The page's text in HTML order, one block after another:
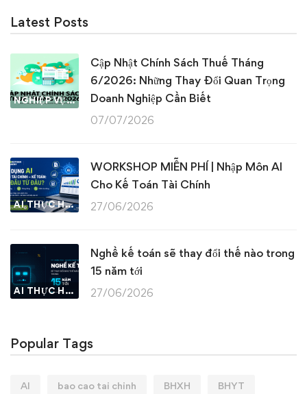
Latest Posts
NGHIỆP VỤ KẾ TOÁN & THUẾ
Cập Nhật Chính Sách Thuế Tháng
6/2026: Những Thay Đổi Quan Trọng
Doanh Nghiệp Cần Biết
07/07/2026
AI THỰC HÀNH
WORKSHOP MIỄN PHÍ | Nhập Môn AI
Cho Kế Toán Tài Chính
27/06/2026
AI THỰC HÀNH
Nghề kế toán sẽ thay đổi thế nào trong
15 năm tới
27/06/2026
Popular Tags
AI bao cao tai chinh BHXH BHYT